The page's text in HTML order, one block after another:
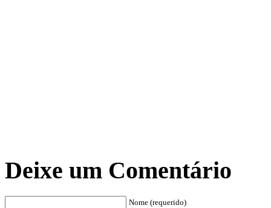
Deixe um Comentário
Nome (requerido)